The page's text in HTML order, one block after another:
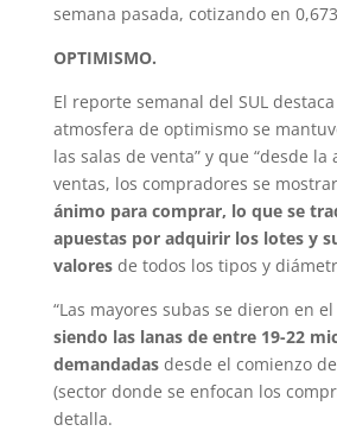
semana pasada, cotizando en
OPTIMISMO.
El reporte semanal del SUL
atmosfera de optimismo se
las salas de venta” y que “desde
ventas, los compradores se
ánimo para comprar, lo que se
apuestas por adquirir los lotes y
valoresde todos los tipos y
“Las mayores subas se dieron en el
siendo las lanas de entre 19-22
demandadasdesde el comienzo
(sector donde se enfocan los
detalla.